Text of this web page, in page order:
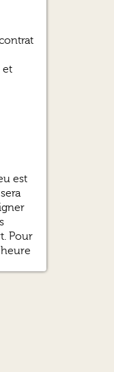
et
est
Pour